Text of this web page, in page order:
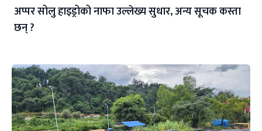
अप्पर सोलु हाइड्रोको नाफा उल्लेख्य सुधार, अन्य सूचक कस्ता
छन् ?